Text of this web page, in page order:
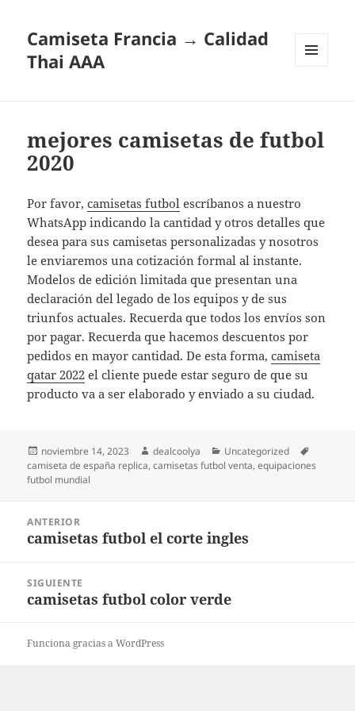
Camiseta Francia → Calidad
Thai AAA
mejores camisetas de futbol
2020
Por favor,camisetas futbol escríbanos a nuestro
WhatsApp indicando la cantidad y otros detalles que
desea para sus camisetas personalizadas y nosotros
le enviaremos una cotización formal al instante.
Modelos de edición limitada que presentan una
declaración del legado de los equipos y de sus
triunfos actuales. Recuerda que todos los envíos son
por pagar. Recuerda que hacemos descuentos por
pedidos en mayor cantidad. De esta forma,camiseta
qatar 2022 el cliente puede estar seguro de que su
producto va a ser elaborado y enviado a su ciudad.
Publicado
el
noviembre 14, 2023 Autor
dealcoolya Categorías
Uncategorized
camiseta de españa replica,camisetas futbol venta,equipaciones
futbol mundial
entradas
ANTERIOR
Entrada
camisetas futbol el corte ingles
SIGUIENTE
Entrada
camisetas futbol color verde
Funciona gracias a WordPress